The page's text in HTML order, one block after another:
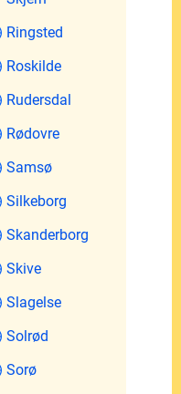
Ringsted
Roskilde
Rudersdal
Rødovre
Samsø
Silkeborg
Skanderborg
Skive
Slagelse
Solrød
Sorø